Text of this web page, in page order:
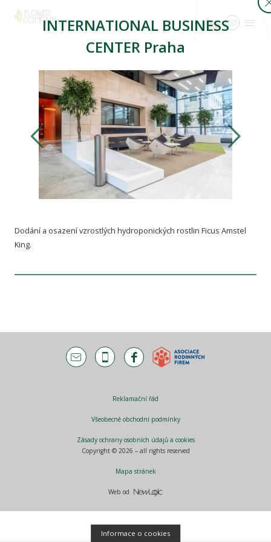
...rozkveteme vás
INTERNATIONAL BUSINESS
CENTER Praha
Dodání a osazení vzrostlých hydroponických rostlin Ficus Amstel
King.
Reklamační řád
Všeobecné obchodní podmínky
Zásady ochrany osobních údajů a cookies
Copyright © 2026 – all rights reserved
Mapa stránek
Web od